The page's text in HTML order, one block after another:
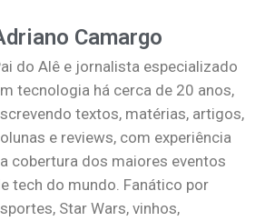
Camargo
do Alê e jornalista especializado
tecnologia há cerca de 20 anos,
textos, matérias, artigos,
e reviews, com experiência
cobertura dos maiores eventos
tech do mundo. Fanático por
Star Wars, vinhos,